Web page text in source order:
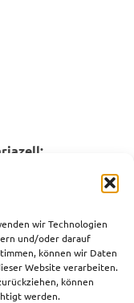
wir Technologien
und/oder darauf
können wir Daten
Website verarbeiten.
können
werden.
Uhr
bis 16:00 Uhr